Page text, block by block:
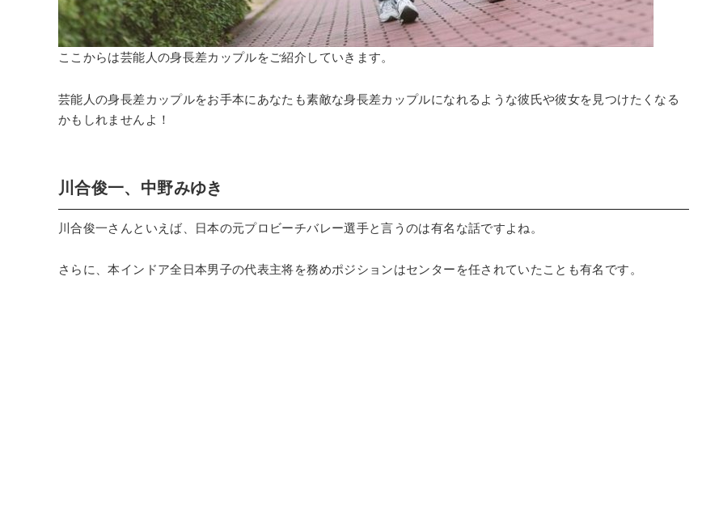
ここからは芸能人の身長差カップルをご紹介していきます。
芸能人の身長差カップルをお手本にあなたも素敵な身長差カップルになれるような彼氏や彼女を見つけたくなる
かもしれませんよ！
川合俊一、中野みゆき
川合俊一さんといえば、日本の元プロビーチバレー選手と言うのは有名な話ですよね。
さらに、本インドア全日本男子の代表主将を務めポジションはセンターを任されていたことも有名です。